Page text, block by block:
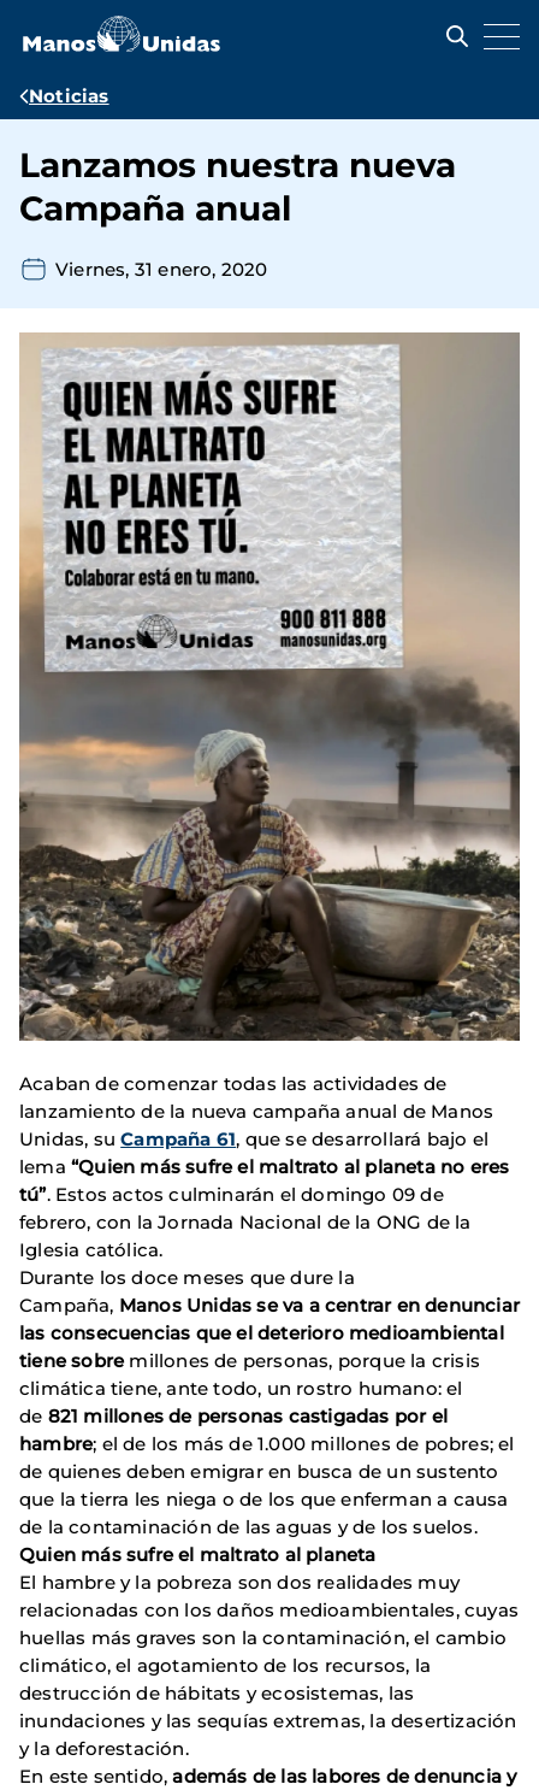
contenido
Ruta
navegación
Noticias
Lanzamos nuestra nueva
Campaña anual
Viernes, 31 enero, 2020
Acaban de comenzar todas las actividades de
lanzamiento de la nueva campaña anual de Manos
Unidas, suCampaña 61, que se desarrollará bajo el
lema “Quien más sufre el maltrato al planeta no eres
tú”. Estos actos culminarán el domingo 09 de
febrero, con la Jornada Nacional de la ONG de la
Iglesia católica.
Durante los doce meses que dure la
Campaña, Manos Unidas se va a centrar en denunciar
las consecuencias que el deterioro medioambiental
tiene sobre millones de personas, porque la crisis
climática tiene, ante todo, un rostro humano: el
de 821 millones de personas castigadas por el
hambre; el de los más de 1.000 millones de pobres; el
de quienes deben emigrar en busca de un sustento
que la tierra les niega o de los que enferman a causa
de la contaminación de las aguas y de los suelos.
Quien más sufre el maltrato al planeta
El hambre y la pobreza son dos realidades muy
relacionadas con los daños medioambientales, cuyas
huellas más graves son la contaminación, el cambio
climático, el agotamiento de los recursos, la
destrucción de hábitats y ecosistemas, las
inundaciones y las sequías extremas, la desertización
y la deforestación.
En este sentido,además de las labores de denuncia y